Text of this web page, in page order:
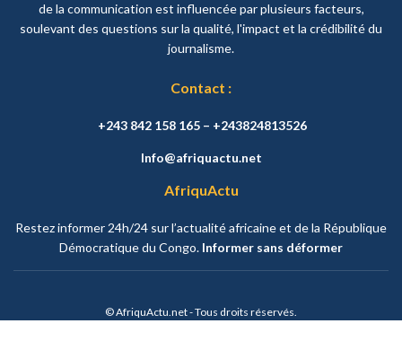
de la communication est influencée par plusieurs facteurs,
soulevant des questions sur la qualité, l'impact et la crédibilité du
journalisme.
Contact :
+243 842 158 165 – +243824813526
Info@afriquactu.net
AfriquActu
Restez informer 24h/24 sur l’actualité africaine et de la République
Démocratique du Congo. Informer sans déformer
© AfriquActu.net - Tous droits réservés.